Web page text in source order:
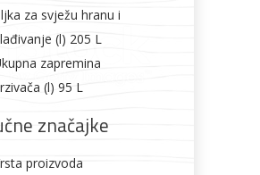
za svježu hranu i
(l) 205 L
zapremina
(l) 95 L
značajke
proizvoda